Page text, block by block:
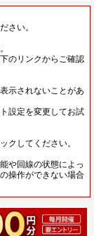
さい。
のリンクからご確認
示されないことがあ
設定を変更してお試
クしてください。
や回線の状態によっ
操作ができない場合